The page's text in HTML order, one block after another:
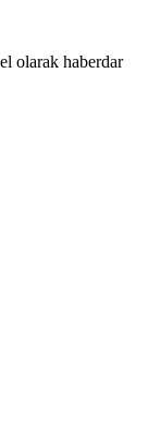
olarak haberdar